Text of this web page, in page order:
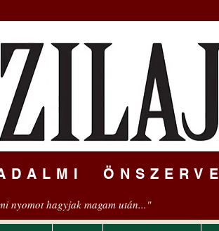
nyomot hagyjak magam után..."